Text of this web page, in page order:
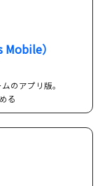
）
のアプリ版。
る